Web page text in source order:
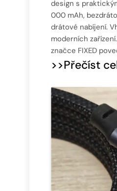
design s
000 mAh,
drátové nabíjení.
moderních
značce FIXED
>>Přečíst